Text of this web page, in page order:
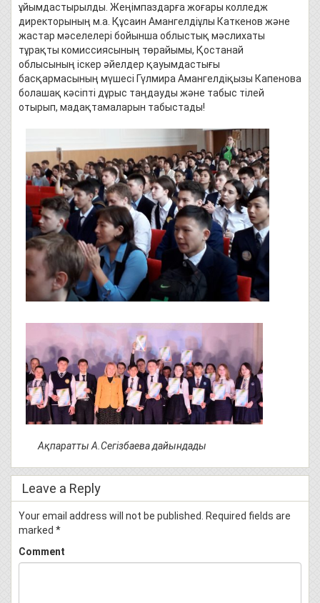
ұйымдастырылды. Жеңімпаздарға жоғары колледж
директорының м.а. Құсаин Амангелдіұлы Каткенов және
жастар мәселелері бойынша облыстық мәслихаты
тұрақты комиссиясының төрайымы, Қостанай
облысының іскер әйелдер қауымдастығы
басқармасының мүшесі Гүлмира Амангелдіқызы Капенова
болашақ кәсіпті дұрыс таңдауды және табыс тілей
отырып, мадақтамаларын табыстады!
Ақпаратты А.Сегізбаева дайындады
Leave a Reply
Your email address will not be published. Required fields are
marked *
Comment